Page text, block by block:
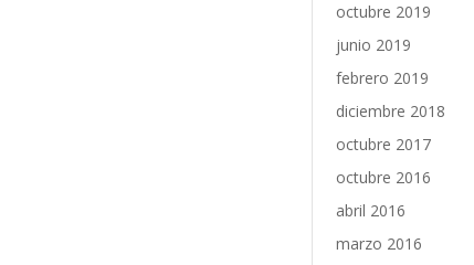
octubre 2019
junio 2019
febrero 2019
diciembre 2018
octubre 2017
octubre 2016
abril 2016
marzo 2016